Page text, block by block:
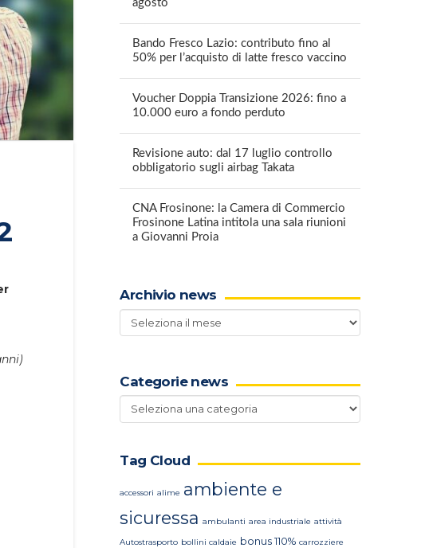
agosto
Bando Fresco Lazio: contributo fino al
50% per l’acquisto di latte fresco vaccino
Voucher Doppia Transizione 2026: fino a
10.000 euro a fondo perduto
Revisione auto: dal 17 luglio controllo
obbligatorio sugli airbag Takata
CNA Frosinone: la Camera di Commercio
Frosinone Latina intitola una sala riunioni
a Giovanni Proia
Archivio news
Archivio
news
Categorie news
Categorie
news
Tag Cloud
accessori alime ambiente e
sicuressa ambulanti area industriale attività
Autostrasporto bollini caldaie bonus 110% carrozziere